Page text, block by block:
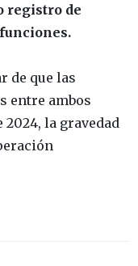
registro de
de que las
entre ambos
la gravedad